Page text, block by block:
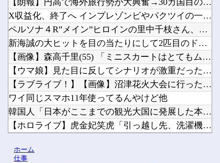
【朗報】円高で海外旅行勢が大興奮→30カ国目の猛者に一同尊敬...
X収益化、終了へ インプレゾンビやパクツイの一掃なるか！？他
ペルソナ４R”メイン”ヒロインの里中千枝さん、来ている服と声...
新海誠の大ヒットを目の当たりにして2匹目のドジョウを狙ったけ...
【画像】森高千里(55) 「ミニスカートはとてもムリよ若い子...
【ウマ娘】見た目に反してシナリオが激重だったウマ娘、貼る。他
【ラブライブ！】【画像】沼津花火大会に行った藤野こころさん【...
ワイ同じスマホ11年使ってるんやけど他
韓国人「日本がここまでの観光大国に発展した本当の理由がこちら...
【ホロライブ】虎金妃笑虎「引っ越し先、洗濯機置き場がない 今...
ホーム
仕事